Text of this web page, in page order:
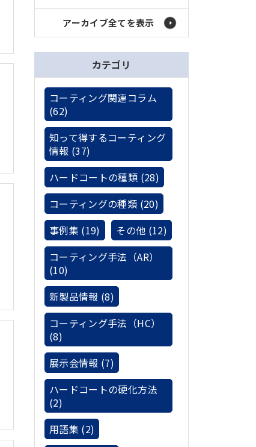
アーカイブ全てを表示
カテゴリ
コーティング関連コラム
(62)
知って得するコーティング
情報 (37)
ハードコートの種類 (28)
コーティングの種類 (20)
事例集 (19)
その他 (12)
コーティング手法（AR）
(10)
新製品情報 (8)
コーティング手法（HC）
(8)
展示会情報 (7)
ハードコートの硬化方法
(2)
用語集 (2)